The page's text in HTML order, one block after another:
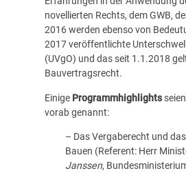
novellierten Rechts, dem GWB,
2016 werden ebenso von
2017 veröffentlichte
(UVgO) und das seit 1.1.2018
Bauvertragsrecht.
Einige Programmhighlights
vorab genannt:
– Das Vergaberecht und
Bauen (Referent: Herr
Janssen,